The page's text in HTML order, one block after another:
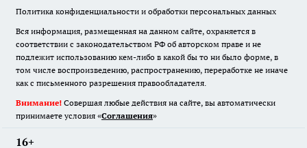
Политика конфиденциальности и обработки персональных данных
Вся информация, размещенная на данном сайте, охраняется в
соответствии с законодательством РФ об авторском праве и не
подлежит использованию кем-либо в какой бы то ни было форме, в
том числе воспроизведению, распространению, переработке не иначе
как с письменного разрешения правообладателя.
Внимание! Совершая любые действия на сайте, вы автоматически
принимаете условия «Cоглашения»
16+